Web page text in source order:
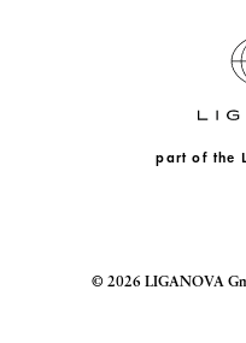
part of the
© 2026 LIGANOVA